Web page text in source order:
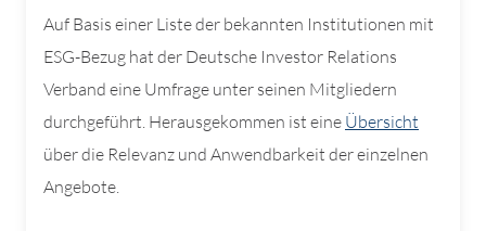
Auf Basis einer Liste der bekannten Institutionen mit
ESG-Bezug hat der Deutsche Investor Relations
Verband eine Umfrage unter seinen Mitgliedern
durchgeführt. Herausgekommen ist eine Übersicht
über die Relevanz und Anwendbarkeit der einzelnen
Angebote.